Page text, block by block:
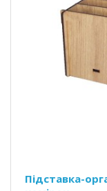
Підставка-